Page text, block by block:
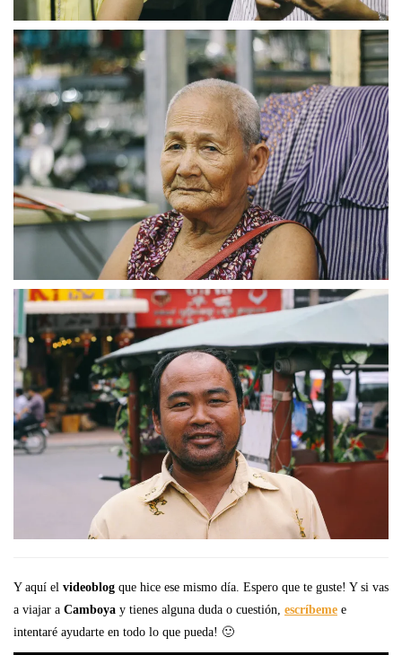
Y aquí el videoblog que hice ese mismo día. Espero que te guste! Y si vas
a viajar a Camboya y tienes alguna duda o cuestión, escríbeme e
intentaré ayudarte en todo lo que pueda! 🙂